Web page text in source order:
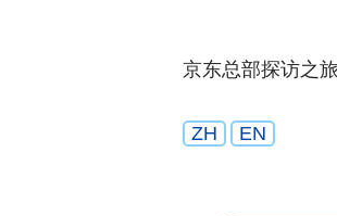
京东总部探访之
ZH EN